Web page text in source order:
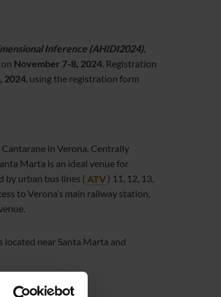
Inference (AHIDI2024),
November 7-8, 2024. Registration
, 2024, using the registration form
in Verona. Centrally
Marta is an ideal venue for
by urban bus lines ( ATV ) 11, 12, 13,
to Verona’s main railway station,
located near Santa Marta and